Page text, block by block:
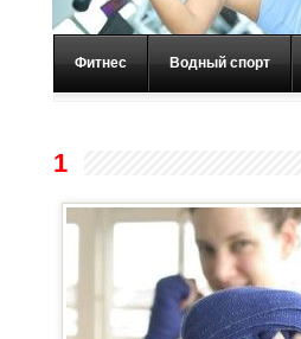
Фитнес Водный спорт
1